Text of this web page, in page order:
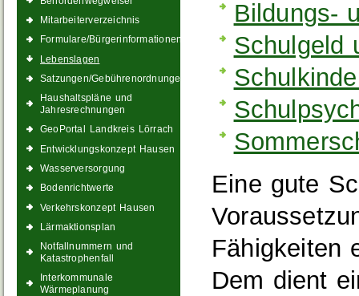
Mitarbeiterverzeichnis
Formulare/Bürgerinformationen
Lebenslagen
Satzungen/Gebührenordnungen
Haushaltspläne und
Jahresrechnungen
GeoPortal Landkreis Lörrach
Entwicklungskonzept Hausen
Wasserversorgung
Bodenrichtwerte
Verkehrskonzept Hausen
Lärmaktionsplan
Notfallnummern und
Katastrophenfall
Interkommunale
Wärmeplanung
Bildungs-
Schulgeld
Eine gute
Fähigkeiten
Dem dient